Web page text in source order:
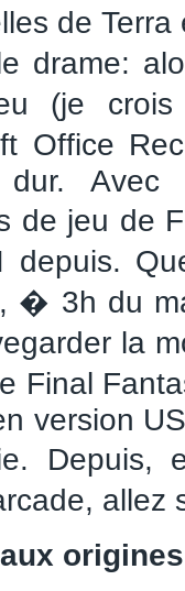
de
drame:
(je crois
Office
dur. Avec
de jeu de
� 3h du
la
Final
version
Depuis,
allez
origines